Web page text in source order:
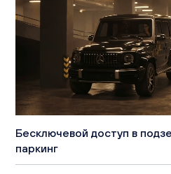
Бесключевой доступ в
паркинг